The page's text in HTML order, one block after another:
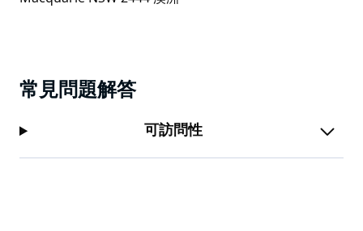
常見問題解答
可訪問性